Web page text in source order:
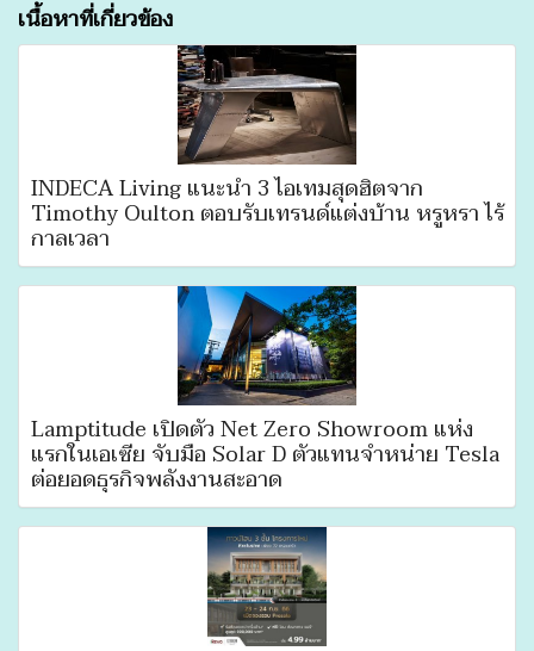
เนื้อหาที่เกี่ยวข้อง
INDECA Living แนะนำ 3 ไอเทมสุดฮิตจาก
Timothy Oulton ตอบรับเทรนด์แต่งบ้าน หรูหรา ไร้
กาลเวลา
Lamptitude เปิดตัว Net Zero Showroom แห่ง
แรกในเอเซีย จับมือ Solar D ตัวแทนจำหน่าย Tesla
ต่อยอดธุรกิจพลังงานสะอาด